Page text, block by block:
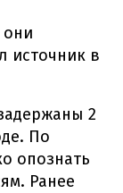
источник в
2
По
опознать
Ранее